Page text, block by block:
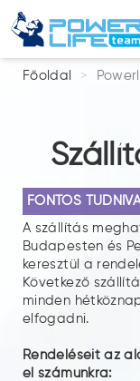
Főoldal
FONTOS
A szállítás
Budapesten és
keresztül a
Következő
minden
elfogadni.
Rendeléseit az
el számunkra: